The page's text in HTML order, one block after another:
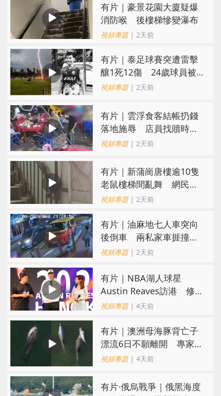
有片｜豪景花園大廈疑爆
消防喉 後樓梯慘變瀑布
視頻專題| 2天前
有片｜泰足球賽突遭雷擊
釀1死12傷 24歲球員被
閃電劈中亡
視頻專題| 2天前
​有片｜雲浮食客結帳扔錢
落地施辱 店員找贖時還
施彼身獲老闆肯定
視頻專題| 2天前
有片｜新蒲崗唐樓逾10隻
老鼠樓梯間亂舞 網民嚇
親：每次經過都要好大勇
視頻專題| 2天前
有片｜油麻地七人車突向
後倒車 兩私家車捱撞
司機不顧而去
視頻專題| 2天前
有片｜NBA湖人球星
Austin Reaves訪港 修
頓與青少年交流球技
視頻專題| 4天前
有片｜澳洲母海豚背亡子
漂流6日不願離開 專家：
極度悲傷下的哀悼行為
視頻專題| 4天前
​有片·俄烏戰爭｜俄黑海度